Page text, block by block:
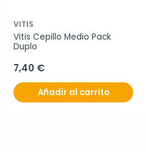
VITIS
Vitis Cepillo Medio Pack
Duplo
7,40 €
Añadir al carrito